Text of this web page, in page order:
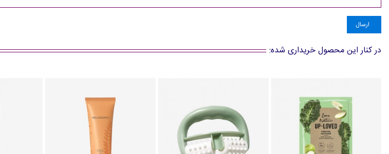
ارسال
در کنار این محصول خریداری شده: